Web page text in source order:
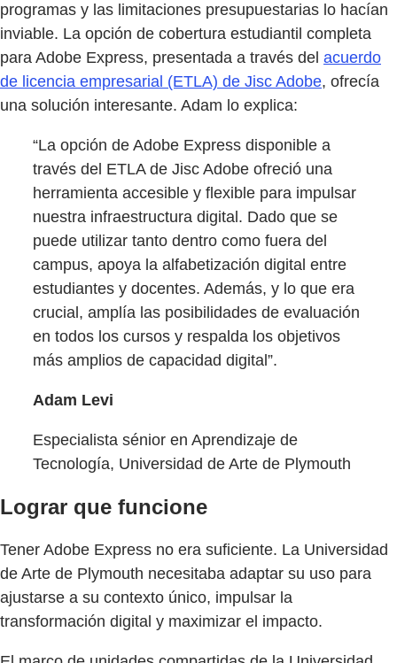
programas y las limitaciones presupuestarias lo hacían
inviable. La opción de cobertura estudiantil completa
para Adobe Express, presentada a través del acuerdo
de licencia empresarial (ETLA) de Jisc Adobe, ofrecía
una solución interesante. Adam lo explica:
“La opción de Adobe Express disponible a
través del ETLA de Jisc Adobe ofreció una
herramienta accesible y flexible para impulsar
nuestra infraestructura digital. Dado que se
puede utilizar tanto dentro como fuera del
campus, apoya la alfabetización digital entre
estudiantes y docentes. Además, y lo que era
crucial, amplía las posibilidades de evaluación
en todos los cursos y respalda los objetivos
más amplios de capacidad digital”.
Adam Levi
Especialista sénior en Aprendizaje de
Tecnología, Universidad de Arte de Plymouth
Lograr que funcione
Tener Adobe Express no era suficiente. La Universidad
de Arte de Plymouth necesitaba adaptar su uso para
ajustarse a su contexto único, impulsar la
transformación digital y maximizar el impacto.